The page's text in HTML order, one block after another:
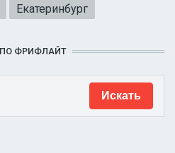
Екатеринбург
ФРИФЛАЙТ